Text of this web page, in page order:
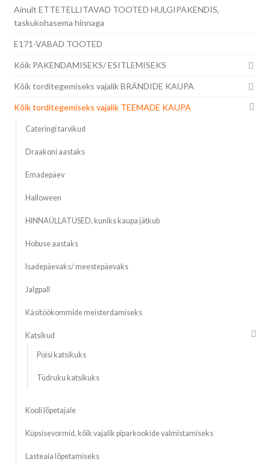
Ainult ETTETELLITAVAD TOOTED HULGIPAKENDIS,
taskukohasema hinnaga
E171-VABAD TOOTED
Kõik PAKENDAMISEKS/ ESITLEMISEKS
Kõik torditegemiseks vajalik BRÄNDIDE KAUPA
Kõik torditegemiseks vajalik TEEMADE KAUPA
Cateringi tarvikud
Draakoni aastaks
Emadepäev
Halloween
HINNAÜLLATUSED, kuniks kaupa jätkub
Hobuse aastaks
Isadepäevaks/ meestepäevaks
Jalgpall
Käsitöökommide meisterdamiseks
Katsikud
Poisi katsikuks
Tüdruku katsikuks
Kooli lõpetajale
Küpsisevormid, kõik vajalik piparkookide valmistamiseks
Lasteaia lõpetamiseks